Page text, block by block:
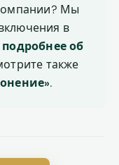
Мы
в
подробнее об
также
.